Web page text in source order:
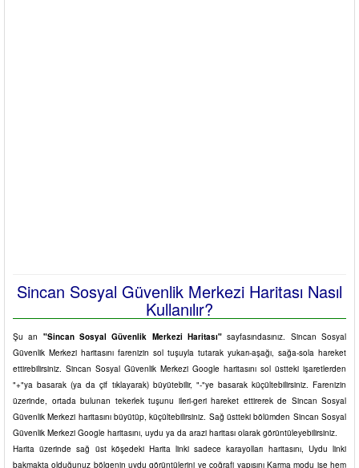
Sincan Sosyal Güvenlik Merkezi Haritası Nasıl
Kullanılır?
Şu an "Sincan Sosyal Güvenlik Merkezi Haritası" sayfasındasınız. Sincan Sosyal
Güvenlik Merkezi haritasını farenizin sol tuşuyla tutarak yukarı-aşağı, sağa-sola hareket
ettirebilirsiniz. Sincan Sosyal Güvenlik Merkezi Google haritasını sol üstteki işaretlerden
"+"ya basarak (ya da çif tıklayarak) büyütebilir, "-"ye basarak küçültebilirsiniz. Farenizin
üzerinde, ortada bulunan tekerlek tuşunu ileri-geri hareket ettirerek de Sincan Sosyal
Güvenlik Merkezi haritasını büyütüp, küçültebilirsiniz. Sağ üstteki bölümden Sincan Sosyal
Güvenlik Merkezi Google haritasını, uydu ya da arazi haritası olarak görüntüleyebilirsiniz.
Harita üzerinde sağ üst köşedeki Harita linki sadece karayolları haritasını, Uydu linki
bakmakta olduğunuz bölgenin uydu görüntülerini ve coğrafi yapısını Karma modu ise hem